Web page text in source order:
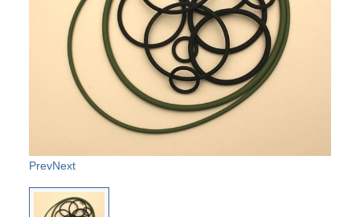
PrevNext